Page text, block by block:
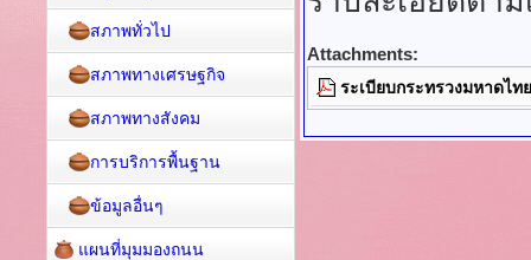
Attachments:
ระเบียบกระทรวงมหาดไ
สภาพทั่วไป
สภาพทางเศรษฐกิจ
สภาพทางสังคม
การบริการพื้นฐาน
ข้อมูลอื่นๆ
แผนที่มุมมองถนน